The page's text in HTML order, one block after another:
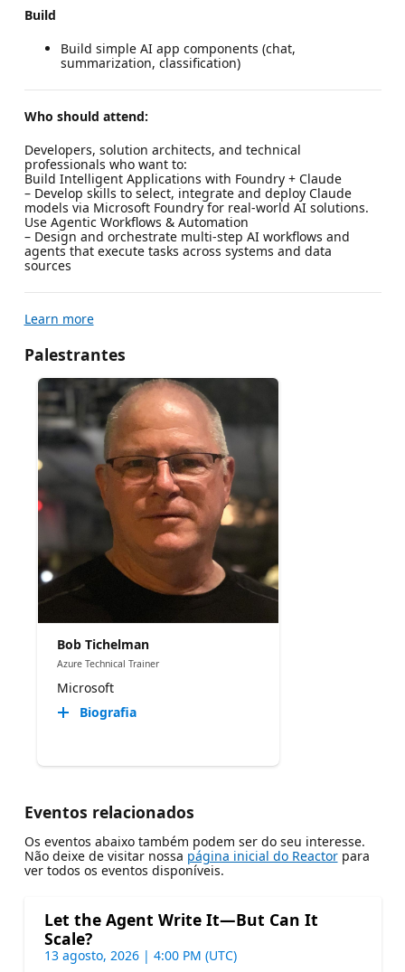
Build
Build simple AI app components (chat,
summarization, classification)
Who should attend:
Developers, solution architects, and technical
professionals who want to:
Build Intelligent Applications with Foundry + Claude
– Develop skills to select, integrate and deploy Claude
models via Microsoft Foundry for real-world AI solutions.
Use Agentic Workflows & Automation
– Design and orchestrate multi-step AI workflows and
agents that execute tasks across systems and data
sources
Learn more
Palestrantes
Bob Tichelman
Azure Technical Trainer
Microsoft
Biografia
Eventos relacionados
Os eventos abaixo também podem ser do seu interesse.
Não deixe de visitar nossa página inicial do Reactorpara
ver todos os eventos disponíveis.
Let the Agent Write It—But Can It
Scale?
13 agosto, 2026 | 4:00 PM (UTC)